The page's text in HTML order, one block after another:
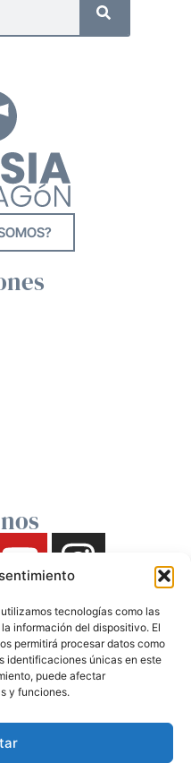
tecnologías como las
información del dispositivo. El
permitirá procesar datos como
identificaciones únicas en este
puede afectar
y funciones.